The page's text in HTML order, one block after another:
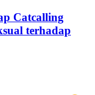
Catcalling
terhadap